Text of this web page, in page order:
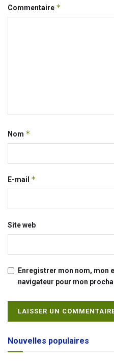
Commentaire *
Nom *
E-mail *
Site web
Enregistrer mon nom, mon
navigateur pour mon
Alternative:
Nouvelles populaires